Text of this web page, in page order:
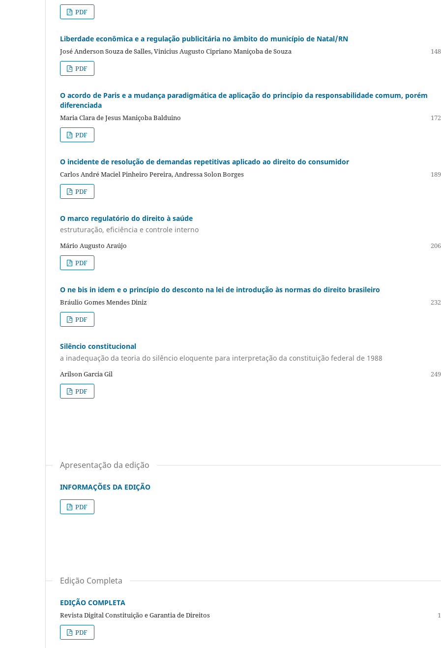
PDF
Liberdade econômica e a regulação publicitária no âmbito do município de Natal/RN
José Anderson Souza de Salles, Vinicius Augusto Cipriano Maniçoba de Souza
PDF
O acordo de Paris e a mudança paradigmática de aplicação do princípio da responsabilidade comum, porém
diferenciada
Maria Clara de Jesus Maniçoba Balduino
PDF
O incidente de resolução de demandas repetitivas aplicado ao direito do consumidor
Carlos André Maciel Pinheiro Pereira, Andressa Solon Borges
PDF
O marco regulatório do direito à saúde
estruturação, eficiência e controle interno
Mário Augusto Araújo
PDF
O ne bis in idem e o princípio do desconto na lei de introdução às normas do direito brasileiro
Bráulio Gomes Mendes Diniz
PDF
Silêncio constitucional
a inadequação da teoria do silêncio eloquente para interpretação da constituição federal de 1988
Arilson Garcia Gil
PDF
Apresentação da edição
INFORMAÇÕES DA EDIÇÃO
PDF
Edição Completa
EDIÇÃO COMPLETA
Revista Digital Constituição e Garantia de Direitos
PDF